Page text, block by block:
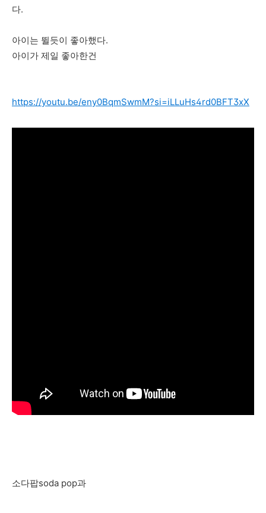
다.
아이는 뛸듯이 좋아했다.
아이가 제일 좋아한건
https://youtu.be/eny0BqmSwmM?si=iLLuHs4rd0BFT3xX
소다팝soda pop과